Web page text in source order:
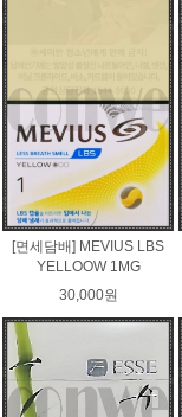
[면세담배] MEVIUS LBS
YELLOOW 1MG
30,000원